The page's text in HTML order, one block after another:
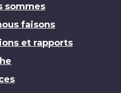
sommes
faisons
et rapports